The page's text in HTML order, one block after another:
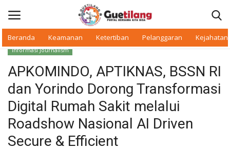
Beranda Keamanan Ketertiban Pelanggaran Kejahatan
Beranda
Daerah
Makan Bergizi
Informasi Journalism
APKOMINDO, APTIKNAS, BSSN RI
dan Yorindo Dorong Transformasi
Digital Rumah Sakit melalui
Roadshow Nasional AI Driven
Secure & Efficient